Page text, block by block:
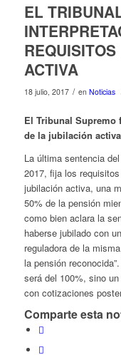
EL
ACTIVA
18 julio, 2017 / en Noticias
El Tribunal
de la jubilación activa
La última sentencia
2017, fija los
jubilación activa, una
50% de la pensión
como bien aclara la
haberse jubilado con
reguladora de la
la pensión
será del 100%, sino
con cotizaciones
Comparte esta